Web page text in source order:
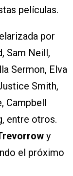
películas.
por
Sam Neill,
Sermon, Elva
Smith,
Campbell
entre otros.
y
el próximo